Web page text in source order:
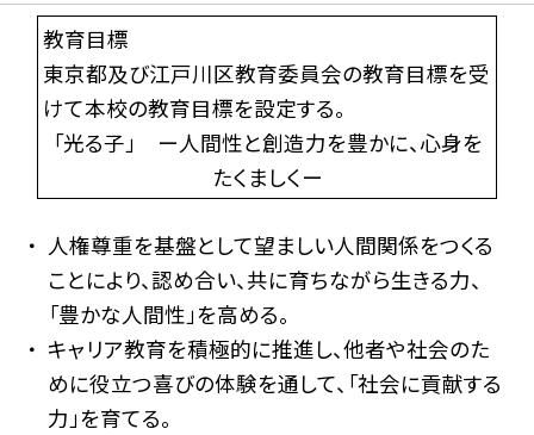
教育目標
東京都及び江戸川区教育委員会の教育目標を受
けて本校の教育目標を設定する。
「光る子」 ー人間性と創造力を豊かに、心身を
たくましくー
人権尊重を基盤として望ましい人間関係をつくる
ことにより、認め合い、共に育ちながら生きる力、
「豊かな人間性」を高める。
キャリア教育を積極的に推進し、他者や社会のた
めに役立つ喜びの体験を通して、「社会に貢献する
力」を育てる。